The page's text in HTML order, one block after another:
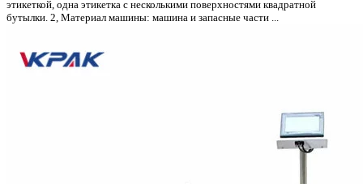
этикеткой, одна этикетка с несколькими поверхностями квадратной
бутылки. 2, Материал машины: машина и запасные части ...